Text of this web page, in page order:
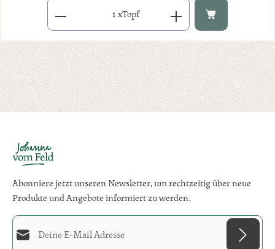
Produkt Anzahl: Gib den gewünschten Wert ein oder benutze
xTopf
Abonniere jetzt unseren Newsletter, um rechtzeitig über neue
Produkte und Angebote informiert zu werden.
E-Mail-Adresse*